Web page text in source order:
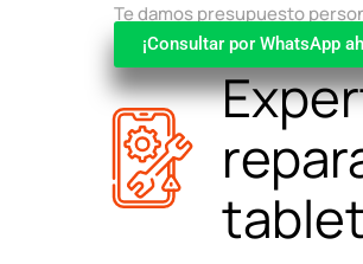
Te damos presupuesto
¡Consultar por WhatsApp